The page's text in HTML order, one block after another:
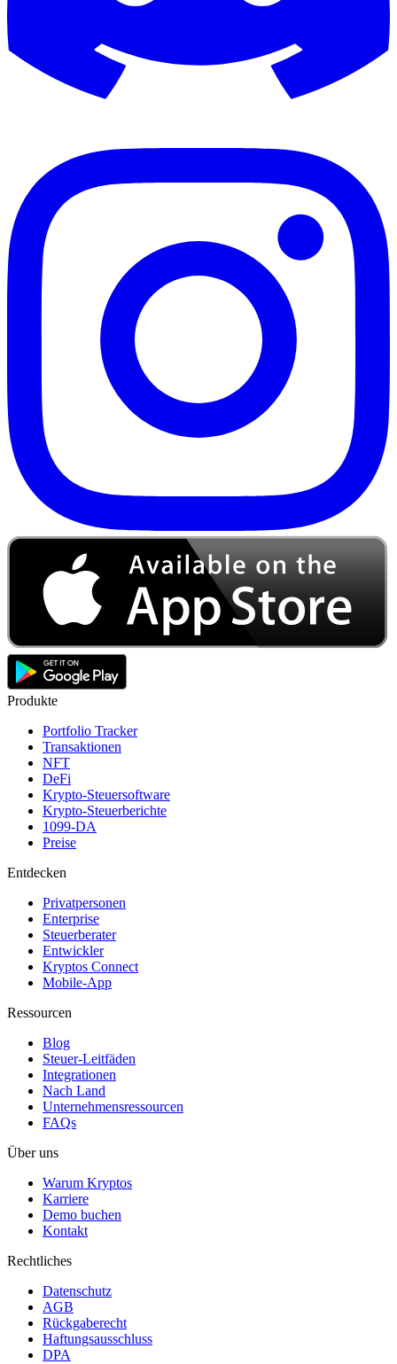
Produkte
Portfolio Tracker
Transaktionen
NFT
DeFi
Krypto-Steuersoftware
Krypto-Steuerberichte
1099-DA
Preise
Entdecken
Privatpersonen
Enterprise
Steuerberater
Entwickler
Kryptos Connect
Mobile-App
Ressourcen
Blog
Steuer-Leitfäden
Integrationen
Nach Land
Unternehmensressourcen
FAQs
Über uns
Warum Kryptos
Karriere
Demo buchen
Kontakt
Rechtliches
Datenschutz
AGB
Rückgaberecht
Haftungsausschluss
DPA